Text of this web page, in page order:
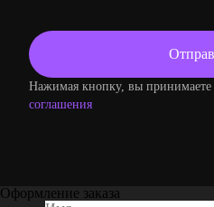
Нажимая кнопку, вы принимаете
соглашения
Оформление заказа